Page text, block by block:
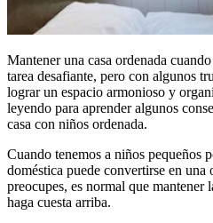
Mantener una casa ordenada
tarea desafiante, pero con algunos
lograr un espacio armonioso y
leyendo para aprender algunos
casa con niños ordenada.
Cuando tenemos a niños pequeños
doméstica puede convertirse en una
preocupes, es normal que mantener
haga cuesta arriba.